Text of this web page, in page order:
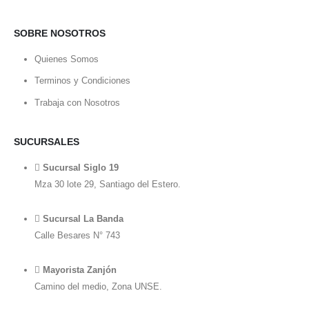
SOBRE NOSOTROS
Quienes Somos
Terminos y Condiciones
Trabaja con Nosotros
SUCURSALES
Sucursal Siglo 19
Mza 30 lote 29, Santiago del Estero.
Sucursal La Banda
Calle Besares N° 743
Mayorista Zanjón
Camino del medio, Zona UNSE.